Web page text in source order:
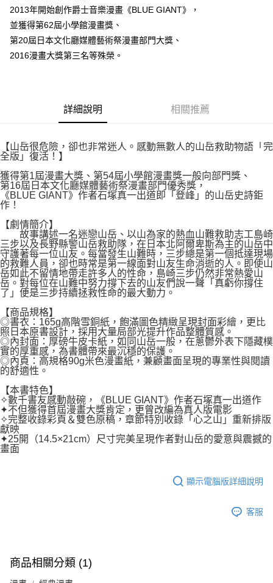
１．透過由恩沛科技股份有限公司提供之「AFTEE先享後付」服務完成之交
易，需依本服務之必要範圍內提供個人資料，並將交易相關給付款項請求債
權轉讓予恩沛科技股份有限公司。
２．關於個人資料處理事宜，請瀏覽以下網址：
３．未成年的使用者請事先徵得法定代理人或監護人之同意方可使用
時審查核予不同之上限額度；若仍有額度不足之情形，本公司將視審查結果
請求用戶進行身份認證。
５．嚴禁一人註冊多個帳號或使用他人資訊註冊。若發現惡意使用之情形，
每筆NT$80，滿NT$500(含以上)免運費
付款後7-11取貨
每筆NT$80，滿NT$500(含以上)免運費
2013年開始創作爵士音樂漫畫《BLUE GIANT》，
並獲得第62屆小學館漫畫獎、
第20屆日本文化廳媒體藝術祭漫畫部門大獎、
2016漫畫大獎第三名等殊榮。
詳細說明 相關推薦
【山岳很危險，卻也非常迷人。感動無數人的山岳救助物語「完
全版」復活！】
獲得第1屆漫畫大獎、第54屆小學館漫畫獎一般向部門獎、
第16屆日本文化廳媒體藝術祭漫畫部門優秀獎，
《BLUE GIANT》作者石塚真一出道即「登峰」的山岳史詩鉅
作！
【劇情簡介】
故事講述一名迷戀山岳、以山為家的熱血山難救助志工島崎
三步以及長野縣警山岳救助隊，在日本北阿爾卑斯為主的山岳中
守護著每一位山友。每當發生山難時，三步總是第一個抵達現場
的救難人員，卻也時常是第一線面對山友生命消逝的人。即使山
岳如此不留情地帶走許多人的性命，島崎三步仍然非常熱愛山
岳。對每位在山難中努力撐下去的山友們說一聲「真虧你撐住
了」便是三步持續拯救性命的最大動力。
【商品規格】
◎書衣：165g高階雪銅紙，飽滿圖色精緻呈現封面彩繪，更比
照日本原書設計，採用大量局部光提升作品整體質感。
◎內封面：厚磅牛皮卡紙，如同山岳一般，在蔥鬱外表下隱藏樸
實的厚重感，為書體帶來最沉穩的保護。
◎內頁：高規格90g米色漫畫紙，兼顧畫面呈現的專業性與閱讀
的舒適性。
【本書特色】
✧數千書友感動敲碗，《BLUE GIANT》作者石塚真一出道作
✦不但獲得首屆漫畫大獎肯定，更曾改編為真人版電影
✧完整收錄彩頁＆雙色原稿，章節特別收錄「心之山」重新排版
獻映
✦25開（14.5×21cm）尺寸完美呈現作者對山岳的愛意與震撼的
畫面
顯示電腦版詳細說明
客服
商品相關分類 (1)